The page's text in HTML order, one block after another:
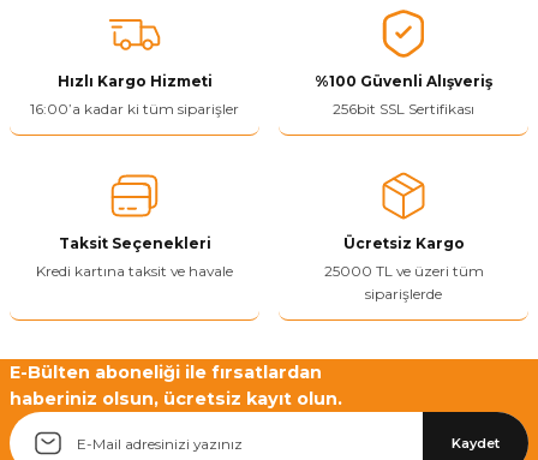
tarafımıza iletebilirsiniz.
Görüş ve önerileriniz için teşekkür ederiz.
Ürün resmi kalitesiz, bozuk veya görüntülenemiyor.
Ürün bilgilerinde hatalar bulunuyor.
Ürün fiyatı diğer sitelerden daha pahalı.
Bu ürüne benzer farklı alternatifler olmalı.
Yetkiliye Gönder
Hızlı Kargo Hizmeti
16:00’a kadar ki tüm siparişler
%100 Güvenli Alışveriş
256bit SSL Sertifikası
Taksit Seçenekleri
Kredi kartına taksit ve havale
Ücretsiz Kargo
25000 TL ve üzeri tüm
siparişlerde
E-Bülten aboneliği ile fırsatlardan
haberiniz olsun, ücretsiz kayıt olun.
Kaydet